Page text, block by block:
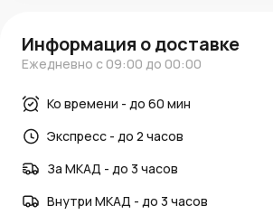
Информация о доставке
Ежедневно с 09:00 до 00:00
Ко времени - до 60 мин
Экспресс - до 2 часов
За МКАД - до 3 часов
Внутри МКАД - до 3 часов